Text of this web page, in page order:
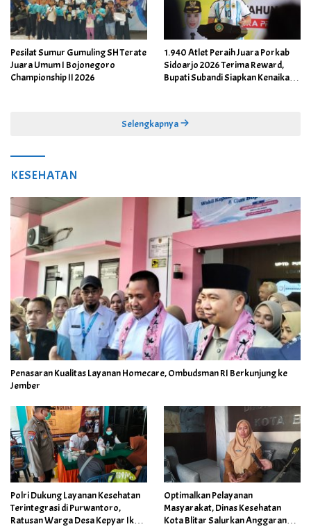
Pesilat Sumur Gumuling SH Terate
Juara Umum I Bojonegoro
Championship II 2026
1.940 Atlet Peraih Juara Porkab
Sidoarjo 2026 Terima Reward,
Bupati Subandi Siapkan Kenaikan
Selengkapnya
KESEHATAN
Penasaran Kualitas Layanan Homecare, Ombudsman RI Berkunjung ke
Jember
Polri Dukung Layanan Kesehatan
Terintegrasi di Purwantoro,
Ratusan Warga Desa Kepyar Ikuti
Optimalkan Pelayanan
Masyarakat, Dinas Kesehatan
Kota Blitar Salurkan Anggaran